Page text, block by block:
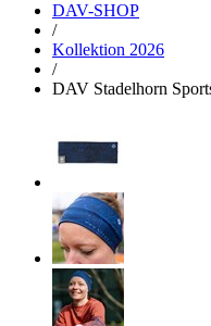
DAV-SHOP
/
Kollektion 2026
/
DAV Stadelhorn